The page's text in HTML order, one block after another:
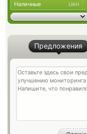
Наличные UAH
Предложения